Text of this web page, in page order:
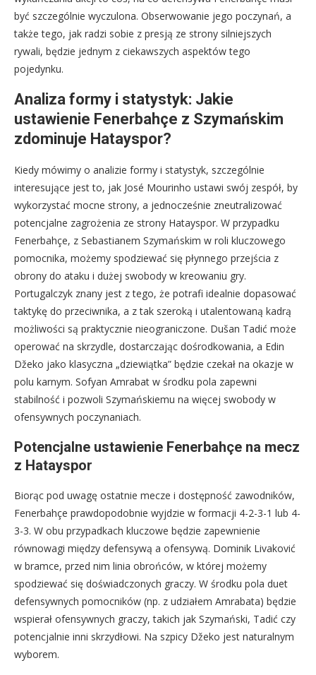
być szczególnie wyczulona. Obserwowanie jego poczynań, a
także tego, jak radzi sobie z presją ze strony silniejszych
rywali, będzie jednym z ciekawszych aspektów tego
pojedynku.
Analiza formy i statystyk: Jakie
ustawienie Fenerbahçe z Szymańskim
zdominuje Hatayspor?
Kiedy mówimy o analizie formy i statystyk, szczególnie
interesujące jest to, jak José Mourinho ustawi swój zespół, by
wykorzystać mocne strony, a jednocześnie zneutralizować
potencjalne zagrożenia ze strony Hatayspor. W przypadku
Fenerbahçe, z Sebastianem Szymańskim w roli kluczowego
pomocnika, możemy spodziewać się płynnego przejścia z
obrony do ataku i dużej swobody w kreowaniu gry.
Portugalczyk znany jest z tego, że potrafi idealnie dopasować
taktykę do przeciwnika, a z tak szeroką i utalentowaną kadrą
możliwości są praktycznie nieograniczone. Dušan Tadić może
operować na skrzydle, dostarczając dośrodkowania, a Edin
Džeko jako klasyczna „dziewiątka” będzie czekał na okazje w
polu karnym. Sofyan Amrabat w środku pola zapewni
stabilność i pozwoli Szymańskiemu na więcej swobody w
ofensywnych poczynaniach.
Potencjalne ustawienie Fenerbahçe na mecz
z Hatayspor
Biorąc pod uwagę ostatnie mecze i dostępność zawodników,
Fenerbahçe prawdopodobnie wyjdzie w formacji 4-2-3-1 lub 4-
3-3. W obu przypadkach kluczowe będzie zapewnienie
równowagi między defensywą a ofensywą. Dominik Livaković
w bramce, przed nim linia obrońców, w której możemy
spodziewać się doświadczonych graczy. W środku pola duet
defensywnych pomocników (np. z udziałem Amrabata) będzie
wspierał ofensywnych graczy, takich jak Szymański, Tadić czy
potencjalnie inni skrzydłowi. Na szpicy Džeko jest naturalnym
wyborem.